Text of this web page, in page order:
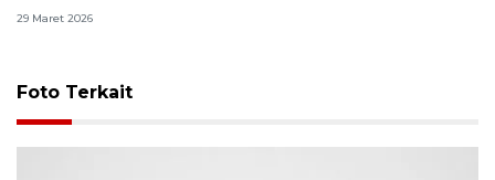
29 Maret 2026
Foto Terkait